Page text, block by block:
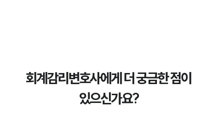
고객후기
업무분야
회계감리변호사에게 더 궁금한 점이
있으신가요?